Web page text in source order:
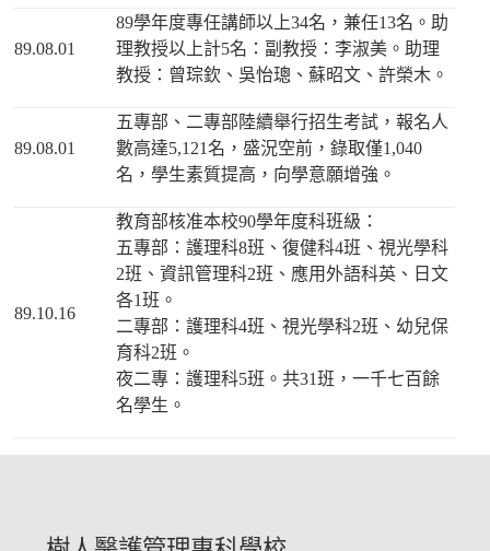
89.08.01
89學年度專任講師以上34名，兼任13名。助
理教授以上計5名：副教授：李淑美。助理
教授：曾琮欽、吳怡璁、蘇昭文、許榮木。
89.08.01
五專部、二專部陸續舉行招生考試，報名人
數高達5,121名，盛況空前，錄取僅1,040
名，學生素質提高，向學意願增強。
89.10.16
教育部核准本校90學年度科班級：
五專部：護理科8班、復健科4班、視光學科
2班、資訊管理科2班、應用外語科英、日文
各1班。
二專部：護理科4班、視光學科2班、幼兒保
育科2班。
夜二專：護理科5班。共31班，一千七百餘
名學生。